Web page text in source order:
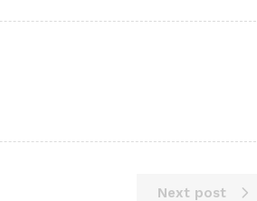
Next post